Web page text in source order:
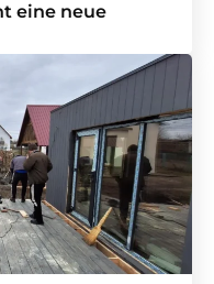
eine neue